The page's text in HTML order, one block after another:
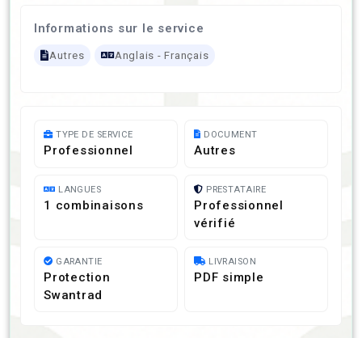
Informations sur le service
Autres Anglais - Français
TYPE DE SERVICE
Professionnel
DOCUMENT
Autres
LANGUES
1 combinaisons
PRESTATAIRE
Professionnel
vérifié
GARANTIE
Protection
Swantrad
LIVRAISON
PDF simple